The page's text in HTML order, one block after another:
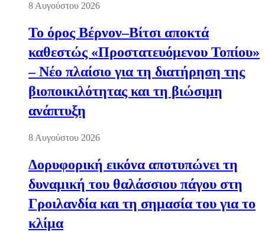
8 Αυγούστου 2026
Το όρος Βέρνον–Βίτσι αποκτά
καθεστώς «Προστατευόμενου Τοπίου»
– Νέο πλαίσιο για τη διατήρηση της
βιοποικιλότητας και τη βιώσιμη
ανάπτυξη
8 Αυγούστου 2026
Δορυφορική εικόνα αποτυπώνει τη
δυναμική του θαλάσσιου πάγου στη
Γροιλανδία και τη σημασία του για το
κλίμα